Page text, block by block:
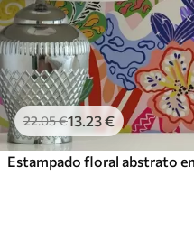
22.05€13.23€